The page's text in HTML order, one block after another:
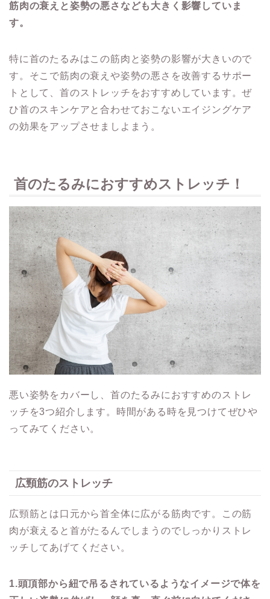
筋肉の衰えと姿勢の悪さなども大きく影響していま
す。
特に首のたるみはこの筋肉と姿勢の影響が大きいので
す。そこで筋肉の衰えや姿勢の悪さを改善するサポー
トとして、首のストレッチをおすすめしています。ぜ
ひ首のスキンケアと合わせておこないエイジングケア
の効果をアップさせましよまう。
首のたるみにおすすめストレッチ！
悪い姿勢をカバーし、首のたるみにおすすめのストレ
ッチを3つ紹介します。時間がある時を見つけてぜひや
ってみてください。
広頸筋のストレッチ
広頸筋とは口元から首全体に広がる筋肉です。この筋
肉が衰えると首がたるんでしまうのでしっかりストレ
ッチしてあげてください。
1.頭頂部から紐で吊るされているようなイメージで体を